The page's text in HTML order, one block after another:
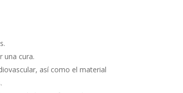
una cura.
así como el material